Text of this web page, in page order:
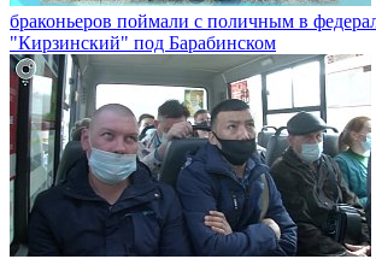
браконьеров поймали с поличным в
"Кирзинский" под Барабинском